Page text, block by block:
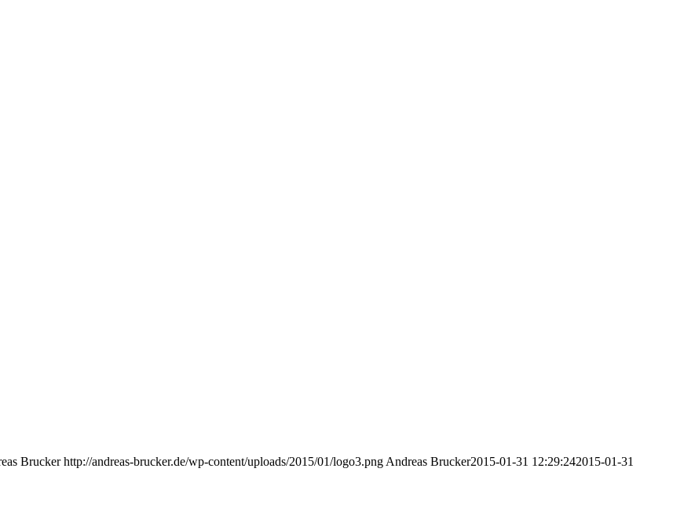
Brucker http://andreas-brucker.de/wp-content/uploads/2015/01/logo3.png Andreas Brucker2015-01-31 12:29:242015-01-31